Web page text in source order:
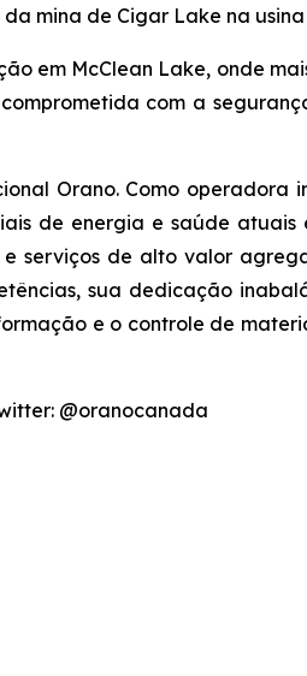
mina de Cigar Lake na
em McClean Lake, onde
com a
Orano. Como operadora
de energia e saúde atuais
serviços de alto valor
sua dedicação
e o controle de
@oranocanada